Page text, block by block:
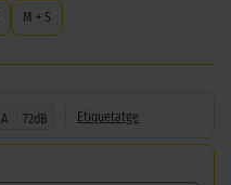
M + S
A 72dB Etiquetatge